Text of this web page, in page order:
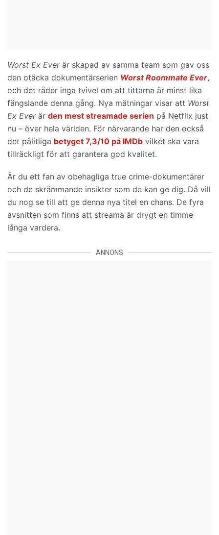
Worst Ex Everär skapad av samma team som gav oss
den otäcka dokumentärserien Worst Roommate Ever,
och det råder inga tvivel om att tittarna är minst lika
fängslande denna gång. Nya mätningar visar att Worst
Ex Ever är den mest streamade serien på Netflix just
nu – över hela världen. För närvarande har den också
det pålitliga betyget 7,3/10 på IMDb vilket ska vara
tillräckligt för att garantera god kvalitet.
Är du ett fan av obehagliga true crime-dokumentärer
och de skrämmande insikter som de kan ge dig. Då vill
du nog se till att ge denna nya titel en chans. De fyra
avsnitten som finns att streama är drygt en timme
långa vardera.
ANNONS